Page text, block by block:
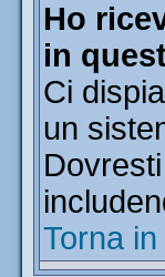
Ho
in
Ci
un
Torna